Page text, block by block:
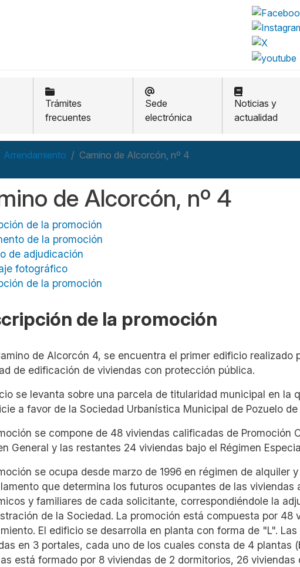
Trámites
frecuentes
Sede
electrónica
Noticias y
actualidad
Arrendamiento Camino de Alcorcón, nº 4
de Alcorcón, nº 4
de la promoción
de la promoción
de adjudicación
fotográfico
de la promoción
de la promoción
de Alcorcón 4, se encuentra el primer edificio realizado
de edificación de viviendas con protección pública.
se levanta sobre una parcela de titularidad municipal en la
a favor de la Sociedad Urbanística Municipal de Pozuelo
se compone de 48 viviendas calificadas de Promoción
General y las restantes 24 viviendas bajo el Régimen
se ocupa desde marzo de 1996 en régimen de alquiler
que determina los futuros ocupantes de las viviendas
y familiares de cada solicitante, correspondiéndole la
de la Sociedad. La promoción está compuesta por 48
El edificio se desarrolla en planta con forma de "L".
en 3 portales, cada uno de los cuales consta de 4 plantas
está formado por 8 viviendas de 2 dormitorios, 26